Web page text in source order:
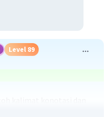
Level 89